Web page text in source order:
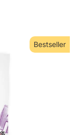
Bestseller